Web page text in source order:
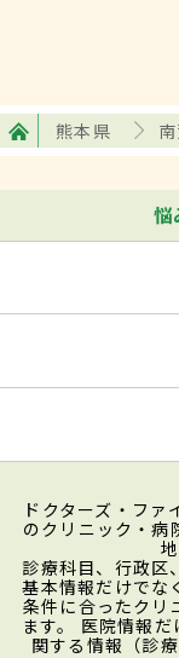
熊本県
悩
ドクターズ・フ
のクリニック・病
診療科目、行政区
基本情報だけでな
条件に合ったクリ
ます。 医院情報
関する情報（診